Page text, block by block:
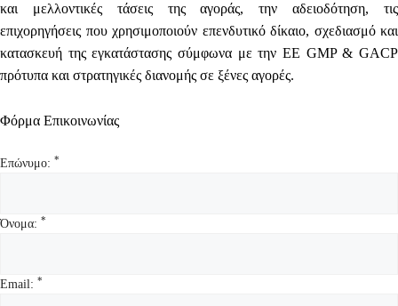
και μελλοντικές τάσεις της αγοράς, την αδειοδότηση, τις
επιχορηγήσεις που χρησιμοποιούν επενδυτικό δίκαιο, σχεδιασμό και
κατασκευή της εγκατάστασης σύμφωνα με την ΕΕ GMP & GACP
πρότυπα και στρατηγικές διανομής σε ξένες αγορές.
Φόρμα Επικοινωνίας
Επώνυμο: *
Όνομα: *
Email: *